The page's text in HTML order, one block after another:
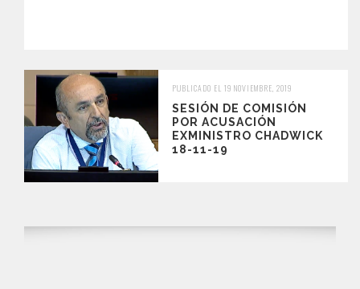
PUBLICADO EL 19 NOVIEMBRE, 2019
SESIÓN DE COMISIÓN
POR ACUSACIÓN
EXMINISTRO CHADWICK
18-11-19